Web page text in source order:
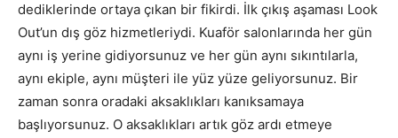
dediklerinde ortaya çıkan bir fikirdi. İlk çıkış aşaması Look
Out’un dış göz hizmetleriydi. Kuaför salonlarında her gün
aynı iş yerine gidiyorsunuz ve her gün aynı sıkıntılarla,
aynı ekiple, aynı müşteri ile yüz yüze geliyorsunuz. Bir
zaman sonra oradaki aksaklıkları kanıksamaya
başlıyorsunuz. O aksaklıkları artık göz ardı etmeye